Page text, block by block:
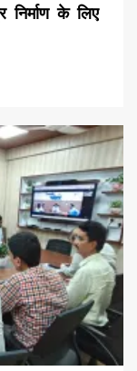
निर्माण के लिए